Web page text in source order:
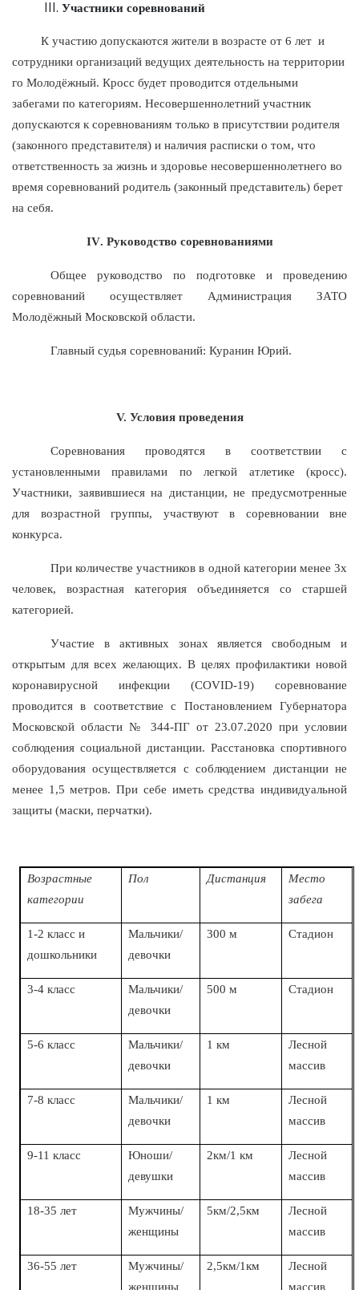
Участники соревнований
К участию допускаются жители в возрасте от 6 лет и
сотрудники организаций ведущих деятельность на территории
го Молодёжный. Кросс будет проводится отдельными
забегами по категориям. Несовершеннолетний участник
допускаются к соревнованиям только в присутствии родителя
(законного представителя) и наличия расписки о том, что
ответственность за жизнь и здоровье несовершеннолетнего во
время соревнований родитель (законный представитель) берет
на себя.
IV. Руководство соревнованиями
Общее руководство по подготовке и проведению
соревнований
осуществляет
Администрация ЗАТО
Молодёжный Московской области.
Главный судья соревнований: Куранин Юрий.
V. Условия проведения
Соревнования проводятся в соответствии с
установленными правилами по легкой атлетике (кросс).
Участники, заявившиеся на дистанции, не предусмотренные
для возрастной группы, участвуют в соревновании вне
конкурса.
При количестве участников в одной категории менее 3х
человек, возрастная категория объединяется со старшей
категорией.
Участие в активных зонах является свободным и
открытым для всех желающих. В целях профилактики новой
коронавирусной инфекции (COVID-19) соревнование
проводится в соответствие с Постановлением Губернатора
Московской области № 344-ПГ от 23.07.2020 при условии
соблюдения социальной дистанции. Расстановка спортивного
оборудования осуществляется с соблюдением дистанции не
менее 1,5 метров. При себе иметь средства индивидуальной
защиты (маски, перчатки).
Возрастные
категории
Пол Дистанция
Место
забега
1-2 класс и
дошкольники
Мальчики/
девочки
300 м Стадион
3-4 класс
Мальчики/
девочки
500 м Стадион
5-6 класс
Мальчики/
девочки
1 км
Лесной
массив
7-8 класс
Мальчики/
девочки
1 км
Лесной
массив
9-11 класс
Юноши/
девушки
2км/1 км
Лесной
массив
18-35 лет
Мужчины/
женщины
5км/2,5км
Лесной
массив
36-55 лет
Мужчины/
женщины
2,5км/1км
Лесной
массив